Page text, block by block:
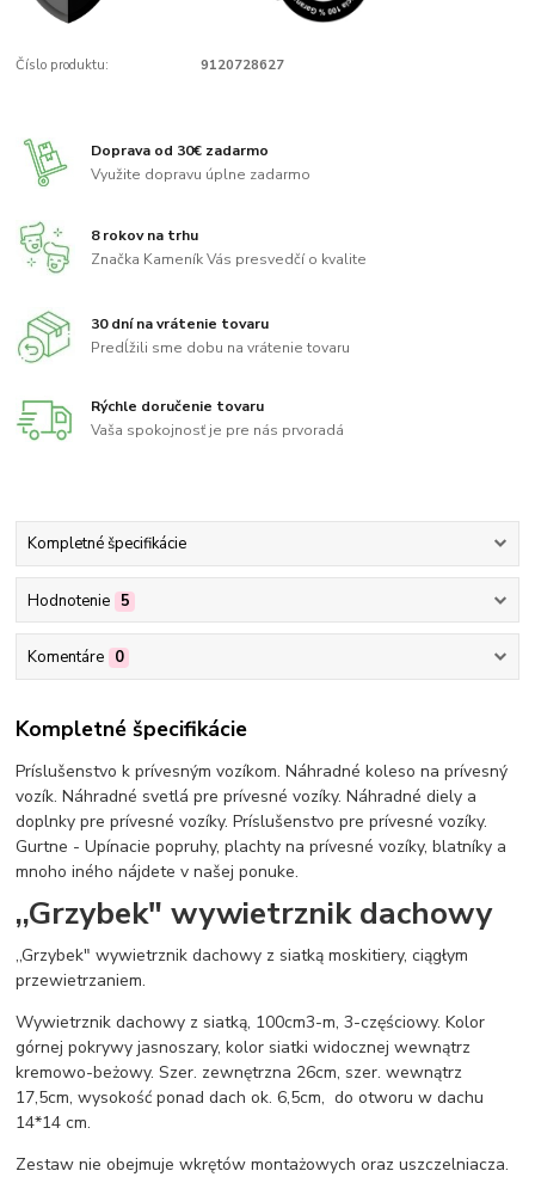
Číslo produktu: 9120728627
Doprava od 30€ zadarmo
Využite dopravu úplne zadarmo
8 rokov na trhu
Značka Kameník Vás presvedčí o kvalite
30 dní na vrátenie tovaru
Predĺžili sme dobu na vrátenie tovaru
Rýchle doručenie tovaru
Vaša spokojnosť je pre nás prvoradá
Kompletné špecifikácie
Hodnotenie 5
Komentáre 0
Kompletné špecifikácie
Príslušenstvo k prívesným vozíkom. Náhradné koleso na prívesný
vozík. Náhradné svetlá pre prívesné vozíky. Náhradné diely a
doplnky pre prívesné vozíky. Príslušenstvo pre prívesné vozíky.
Gurtne - Upínacie popruhy, plachty na prívesné vozíky, blatníky a
mnoho iného nájdete v našej ponuke.
,,Grzybek" wywietrznik dachowy
,,Grzybek" wywietrznik dachowy z siatką moskitiery, ciągłym
przewietrzaniem.
Wywietrznik dachowy z siatką, 100cm3-m, 3-częściowy. Kolor
górnej pokrywy jasnoszary, kolor siatki widocznej wewnątrz
kremowo-beżowy. Szer. zewnętrzna 26cm, szer. wewnątrz
17,5cm, wysokość ponad dach ok. 6,5cm, do otworu w dachu
14*14 cm.
Zestaw nie obejmuje wkrętów montażowych oraz uszczelniacza.